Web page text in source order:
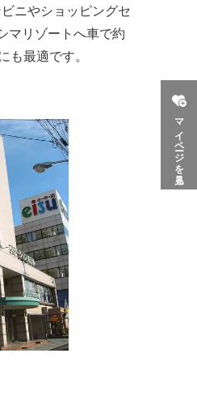
マイページを見る
ニやショッピングセ
マリゾートへ車で約
最適です。